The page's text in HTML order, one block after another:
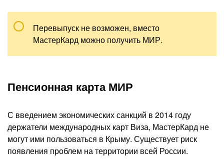
Перевыпуск не возможен, вместо
МастерКард можно получить МИР.
Пенсионная карта МИР
С введением экономических санкций в 2014 году
держатели международных карт Виза, МастерКард не
могут ими пользоваться в Крыму. Существует риск
появления проблем на территории всей России.